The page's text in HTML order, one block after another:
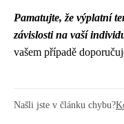
Pamatujte, že výplatní
závislosti na vaší
vašem případě
Našli jste v článku chybu?